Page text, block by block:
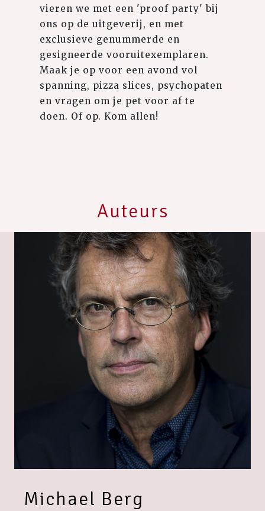
vieren we met een 'proof party' bij
ons op de uitgeverij, en met
exclusieve genummerde en
gesigneerde vooruitexemplaren.
Maak je op voor een avond vol
spanning, pizza slices, psychopaten
en vragen om je pet voor af te
doen. Of op. Kom allen!
Auteurs
Michael Berg